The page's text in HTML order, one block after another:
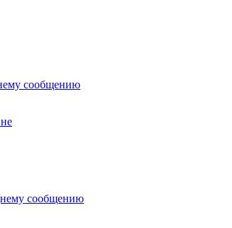
сообщению
сообщению